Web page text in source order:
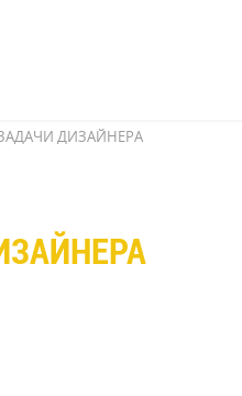
ДИЗАЙНЕРА